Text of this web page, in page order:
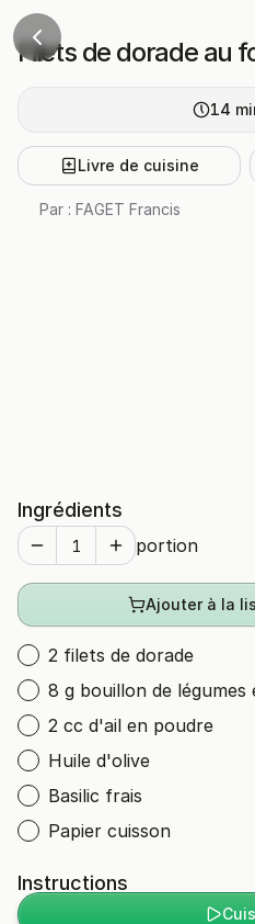
Filets de dorade au
14
Livre de cuisine
Par : FAGET Francis
Ingrédients
portion
Ajouter à la
2 filets de dorade
8 g bouillon de légumes
2 cc d'ail en poudre
Huile d'olive
Basilic frais
Papier cuisson
Instructions